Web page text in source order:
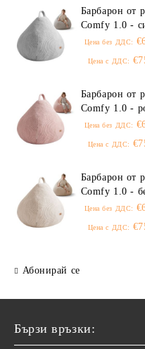
Барбарон от
Comfy 1.0 -
Цена без ДДС:
Цена с ДДС:
Барбарон от
Comfy 1.0 -
Цена без ДДС:
Цена с ДДС:
Барбарон от
Comfy 1.0 -
Цена без ДДС:
Цена с ДДС:
Абонирай се
Бързи връзки: